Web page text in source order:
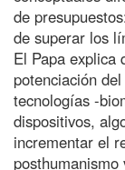
de
de superar los
El Papa explica
potenciación
tecnologías -
dispositivos,
incrementar el